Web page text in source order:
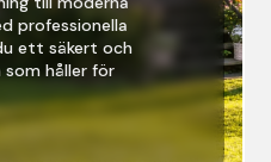
professionella
ett säkert och
håller för